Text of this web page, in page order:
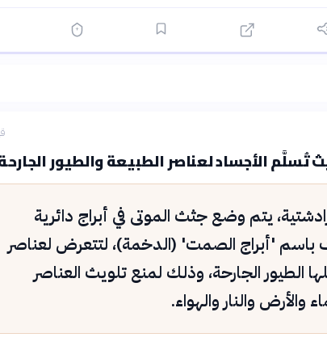
تُسلَّم الأجساد لعناصر الطبيعة والطيور
يتم وضع جثث الموتى في أبراج دائرية
باسم 'أبراج الصمت' (الدخمة)، لتتعرض لعناصر
الطيور الجارحة، وذلك لمنع تلويث العناصر
والأرض والنار والهواء.